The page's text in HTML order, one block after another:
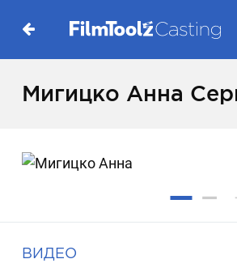
Мигицко Анна
ВИДЕО